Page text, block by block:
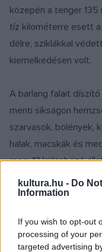
kultura.hu - Do
Information
If you wish to opt-out
processing of your
targeted advertising
közepén a tenger
tíz kilométerre esett
délre, sziklákkal
kiemelkedésen volt.
A barlang falait
menti síkságon
szarvasok, bölények,
halak, macskák és
meg, 13 különböző
kézlenyomatot,
kéznyomot – köztük
ábrázoló rajz is volt a